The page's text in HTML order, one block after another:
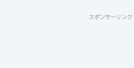
スポンサーリンク